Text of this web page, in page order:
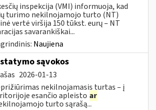
inspekcija (VMI) informuoja, kad
turimo nekilnojamojo turto (NT)
vertė viršija 150 tūkst. eurų – NT
savarankiškai...
Naujiena
sąvokos
2026-01-13
nekilnojamasis turtas – į
esančio apleisto ar
turto sąrašą...